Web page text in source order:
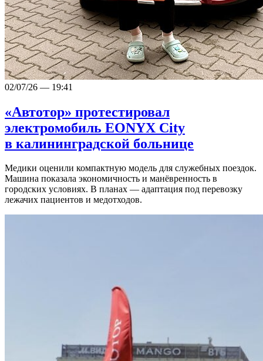
02/07/26 — 19:41
«Автотор» протестировал
электромобиль EONYX City
в калининградской больнице
Медики оценили компактную модель для служебных поездок.
Машина показала экономичность и манёвренность в
городских условиях. В планах — адаптация под перевозку
лежачих пациентов и медотходов.